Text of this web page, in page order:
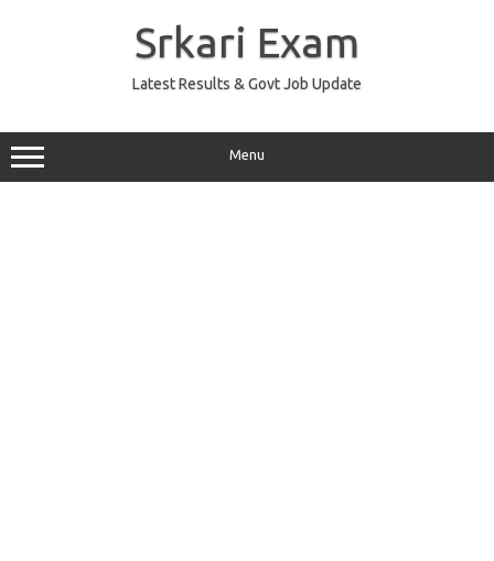
Srkari Exam
Latest Results & Govt Job Update
Menu